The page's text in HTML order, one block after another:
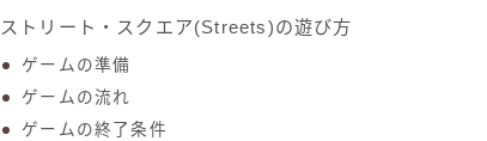
ストリート・スクエア(Streets)の遊び方
ゲームの準備
ゲームの流れ
ゲームの終了条件